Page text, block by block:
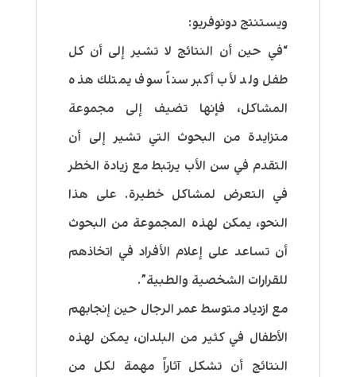
ويستنتج دونوفريو:
“في حين أن النتائج لا تشير إلى أن كل
طفل ولد لأب أكبر سناً سوف يمتلك هذه
المشاكل، فإنها تضيف إلى مجموعة
متزايدة من البحوث التي تشير إلى أن
التقدم في سن الأب يرتبط مع زيادة الخطر
في التعرض لمشاكل خطيرة. على هذا
النحو، يمكن لهذه المجموعة من البحوث
أن تساعد على إعلام الأفراد في اتخاذهم
للقرارات الشخصية والطبية”.
مع ازدياد متوسط عمر الرجال حين إنجابهم
الأطفال في كثير من البلدان، يمكن لهذه
النتائج أن تشكل آثاراً مهمة لكل من